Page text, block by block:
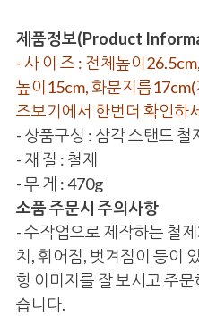
제품정보(Product
- 사 이 즈 : 전체높이
높이15cm, 화분지름17cm(
즈보기에서 한번더 확인하
- 상품구성 : 삼각 스탠드 철
- 재 질 : 철제
- 무 게 : 470g
소품 주문시 주의사항
- 수작업으로 제작하는 철
치, 휘어짐, 벗겨짐이 등이
항 이미지를 잘 보시고 주
습니다.